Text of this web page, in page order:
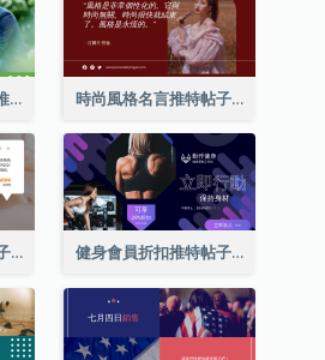
頂級CEO的勵志名言推特帖子 時尚風格名言推特帖子
餐廳客戶評論推特帖子 健身會員折扣推特帖子